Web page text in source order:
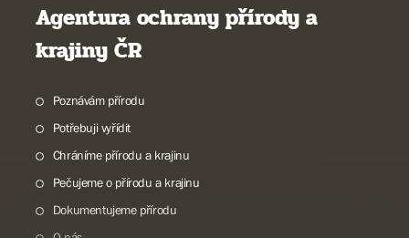
Agentura ochrany přírody a
krajiny ČR
Poznávám přírodu
Potřebuji vyřídit
Chráníme přírodu a krajinu
Pečujeme o přírodu a krajinu
Dokumentujeme přírodu